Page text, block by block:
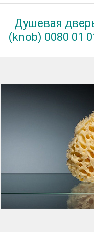
Душевая
(knob) 0080 01